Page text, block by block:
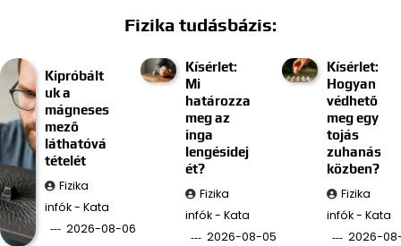
Fizika tudásbázis:
Kipróbált
uk a
mágneses
mező
láthatóvá
tételét
Fizika
infók - Kata
2026-08-06
Kísérlet:
Mi
határozza
meg az
inga
lengésidej
ét?
Fizika
infók - Kata
2026-08-05
Kísérlet:
Hogyan
védhető
meg egy
tojás
zuhanás
közben?
Fizika
infók - Kata
2026-